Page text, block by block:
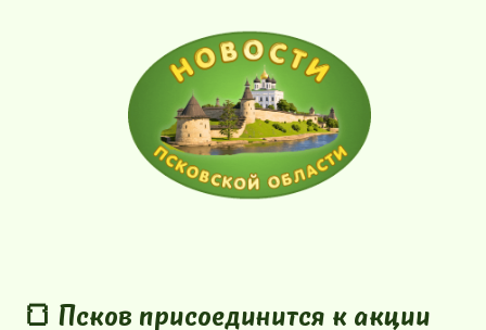
🍞 Псков присоединится к акции